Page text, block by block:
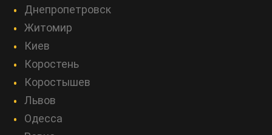
Днепропетровск
Житомир
Киев
Коростень
Коростышев
Львов
Одесса